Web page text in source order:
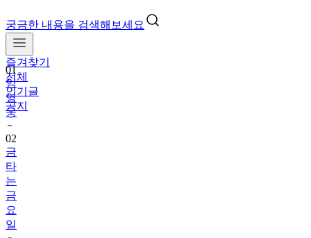
궁금한 내용을 검색해보세요
즐겨찾기
전체
인기글
공지
01
임
영
웅
02
금
타
는
금
요
일